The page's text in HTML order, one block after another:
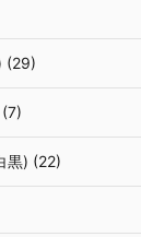
(29)
黒) (22)